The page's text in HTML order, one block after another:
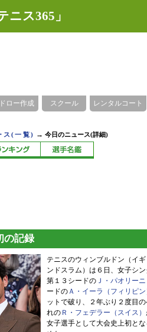
ス365」
ドロー作成 スクール レンタルコート
ス(一覧) →今日のニュース(詳細)
の記録
テニスのウィンブルドン（イ
ンドスラム）は６日、女子シン
第１３シードの Ｊ・パオリーニ
ードのＡ・イーラ（フィリピン
ットで破り、２年ぶり２度目
れの Ｒ・フェデラー（スイス）
女子選手として大会史上初と